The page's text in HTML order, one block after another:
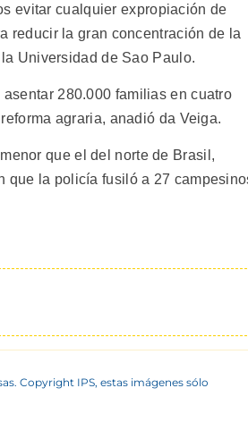
evitar cualquier expropiación de
reducir la gran concentración de la
Universidad de Sao Paulo.
280.000 familias en cuatro
agraria, anadió da Veiga.
que el del norte de Brasil,
que la policía fusiló a 27
Copyright IPS, estas imágenes sólo